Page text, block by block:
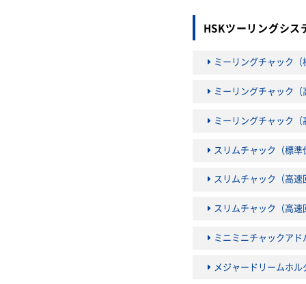
HSKツーリングシ
ミーリングチャック（
ミーリングチャック
ミーリングチャック（
スリムチャック（標準
スリムチャック（高速
スリムチャック（高速
ミニミニチャックア
メジャードリームホ